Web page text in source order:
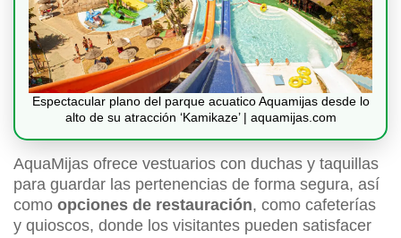
Espectacular plano del parque acuatico Aquamijas desde lo
alto de su atracción ‘Kamikaze’ | aquamijas.com
AquaMijas ofrece vestuarios con duchas y taquillas
para guardar las pertenencias de forma segura, así
como opciones de restauración, como cafeterías
y quioscos, donde los visitantes pueden satisfacer